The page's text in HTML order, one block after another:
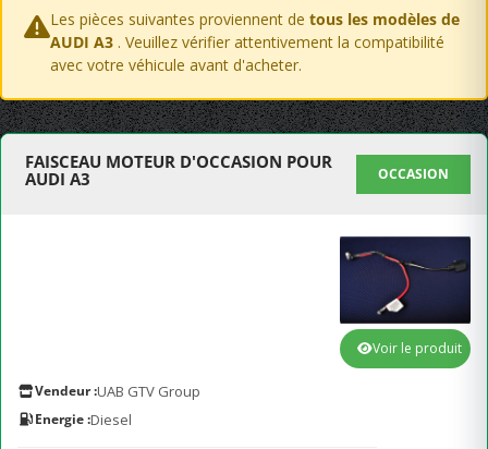
Les pièces suivantes proviennent de tous les modèles de
AUDI A3 . Veuillez vérifier attentivement la compatibilité
avec votre véhicule avant d'acheter.
FAISCEAU MOTEUR D'OCCASION POUR
AUDI A3
OCCASION
Vendeur :UAB GTV Group
Energie :Diesel
Voir le produit